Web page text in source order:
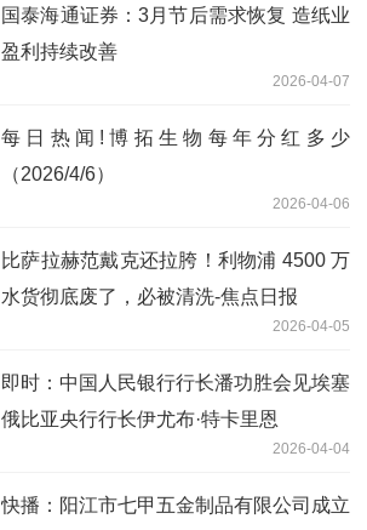
国泰海通证券：3月节后需求恢复 造纸业
盈利持续改善
2026-04-07
每日热闻!博拓生物每年分红多少
（2026/4/6）
2026-04-06
比萨拉赫范戴克还拉胯！利物浦 4500 万
水货彻底废了，必被清洗-焦点日报
2026-04-05
即时：中国人民银行行长潘功胜会见埃塞
俄比亚央行行长伊尤布·特卡里恩
2026-04-04
快播：阳江市七甲五金制品有限公司成立